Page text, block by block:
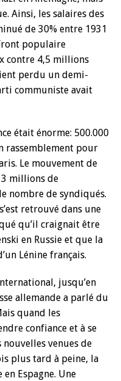
Ainsi, les salaires des
de 30% entre 1931
populaire
contre 4,5 millions
perdu un demi-
communiste avait
était énorme: 500.000
rassemblement pour
Le mouvement de
millions de
nombre de syndiqués.
retrouvé dans une
qu’il craignait être
en Russie et que la
Lénine français.
jusqu’en
allemande a parlé du
quand les
confiance et à se
venues de
plus tard à peine, la
Espagne. Une